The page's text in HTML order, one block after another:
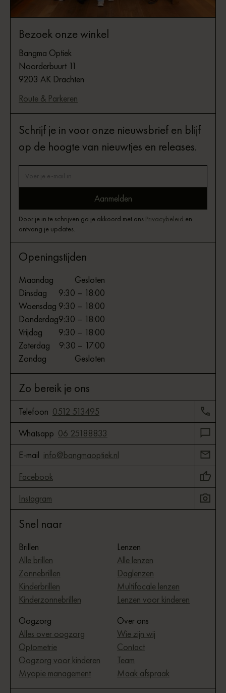
Bezoek onze winkel
Bangma Optiek
Noorderbuurt 11
9203 AK Drachten
Route & Parkeren
Schrijf je in voor onze nieuwsbrief en blijf
op de hoogte van nieuwtjes en releases.
Door je in te schrijven ga je akkoord met ons Privacybeleid en
ontvang je updates.
Openingstijden
Maandag
Gesloten
Dinsdag
9:30 – 18:00
Woensdag 9:30 – 18:00
Donderdag9:30 – 18:00
Vrijdag
9:30 – 18:00
Zaterdag
9:30 – 17:00
Zondag
Gesloten
Zo bereik je ons
Telefoon 0512 513495
Whatsapp 06 25188833
E-mail info@bangmaoptiek.nl
Facebook
Instagram
Snel naar
Brillen
Alle brillen
Zonnebrillen
Kinderbrillen
Kinderzonnebrillen
Lenzen
Alle lenzen
Daglenzen
Multifocale lenzen
Lenzen voor kinderen
Oogzorg
Alles over oogzorg
Optometrie
Oogzorg voor kinderen
Myopie management
Over ons
Wie zijn wij
Contact
Team
Maak afspraak